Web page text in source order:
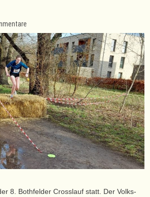
8. Bothfelder Crosslauf statt. Der Volks-